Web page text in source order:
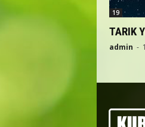
19
TARIK
admin -